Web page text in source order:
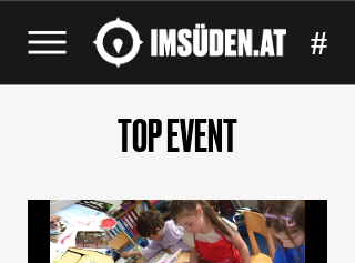
#
TOP EVENT